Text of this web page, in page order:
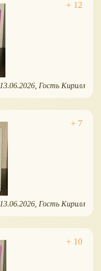
13.06.2026 Гость Кирилл
13.06.2026 Гость Кирилл